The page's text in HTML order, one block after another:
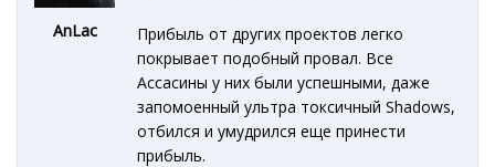
AnLac
Прибыль от других проектов легко
покрывает подобный провал. Все
Ассасины у них были успешными, даже
запомоенный ультра токсичный Shadows,
отбился и умудрился еще принести
прибыль.